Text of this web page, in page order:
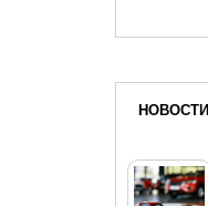
НОВОСТИ